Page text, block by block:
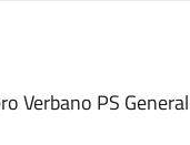
Verbano PS